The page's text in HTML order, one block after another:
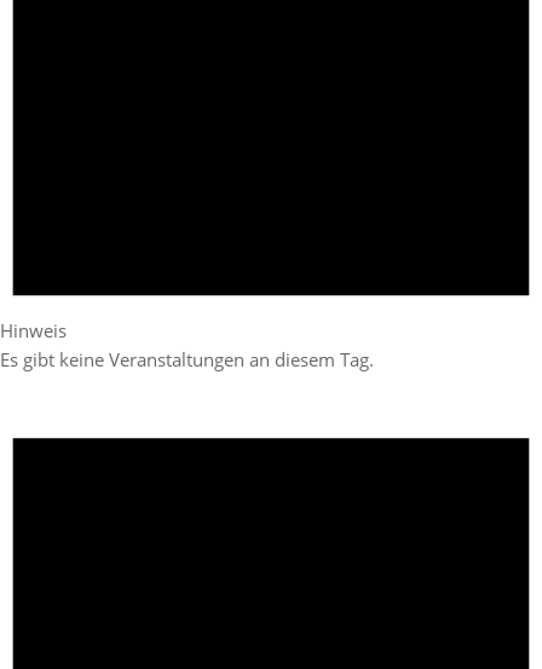
Hinweis
Es gibt keine Veranstaltungen an diesem Tag.